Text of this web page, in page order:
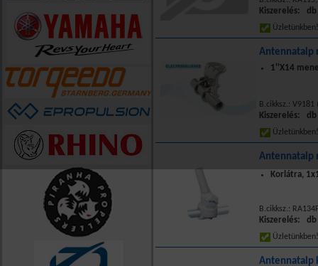
Kiszerelés: db
Antennatalp
1''X14
B.cikksz.: V9181
Kiszerelés: db
Antennatalp
Korlátra,
B.cikksz.:
Kiszerelés: db
Antennatalp